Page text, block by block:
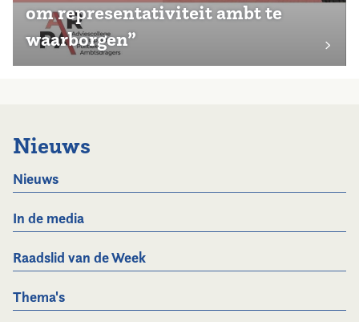
om representativiteit ambt te
waarborgen”
Nieuws
Nieuws
In de media
Raadslid van de Week
Thema's